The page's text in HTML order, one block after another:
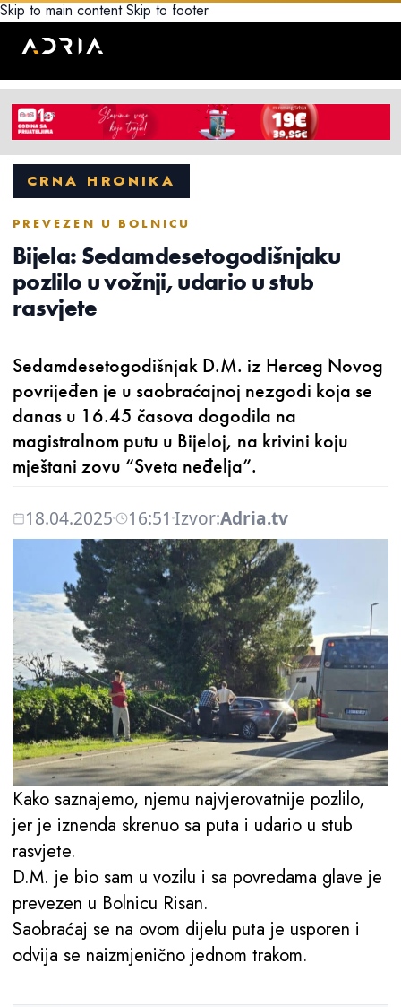
Skip to main content Skip to footer
CRNA HRONIKA
PREVEZEN U BOLNICU
Bijela: Sedamdesetogodišnjaku
pozlilo u vožnji, udario u stub
rasvjete
Sedamdesetogodišnjak D.M. iz Herceg Novog
povrijeđen je u saobraćajnoj nezgodi koja se
danas u 16.45 časova dogodila na
magistralnom putu u Bijeloj, na krivini koju
mještani zovu “Sveta neđelja”.
18.04.2025 16:51 Izvor:Adria.tv
Kako saznajemo, njemu najvjerovatnije pozlilo,
jer je iznenda skrenuo sa puta i udario u stub
rasvjete.
D.M. je bio sam u vozilu i sa povredama glave je
prevezen u Bolnicu Risan.
Saobraćaj se na ovom dijelu puta je usporen i
odvija se naizmjenično jednom trakom.